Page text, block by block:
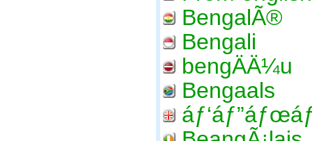
BengalÃ®
Bengali
bengÄÄ¼u
Bengaals